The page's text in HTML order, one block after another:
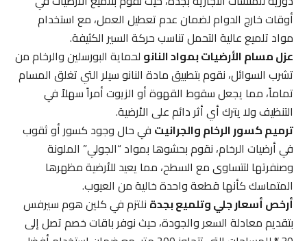
أوقات خارج الدوام لضمان عدم تعطيل العمل، مع استخدام
مواد تلميع عالية التحمل تناسب حركة السير الكثيفة.
عزل مسام الأرضيات بمواد النانولحماية البورسلين والرخام من
تشرب السوائل، نقوم بتطبيق مادة النانو سيلر التي تغلق المسام
تماماً، مما يجعل سقوط القهوة أو الزيوت أمراً سهلاً في
التنظيف ولا يترك أي أثر دائم على الأرضية.
ترميم كسور الرخام والجرانيتفي حال وجود كسور أو ثقوب
في أرضيات الرخام، نقوم بحشوها بمواد “الجولي” الملونة
وصنفرتها لتتساوى مع السطح، مما يعيد للأرضية مظهرها
المتماسك كأنها قطعة واحدة خالية من العيوب.
أرخص أسعار جلي وتلميع بجدةنلتزم في كلين هوم سيرفس
بتقديم معادلة السعر والجودة، حيث نوفر باقات خصم تصل إلى